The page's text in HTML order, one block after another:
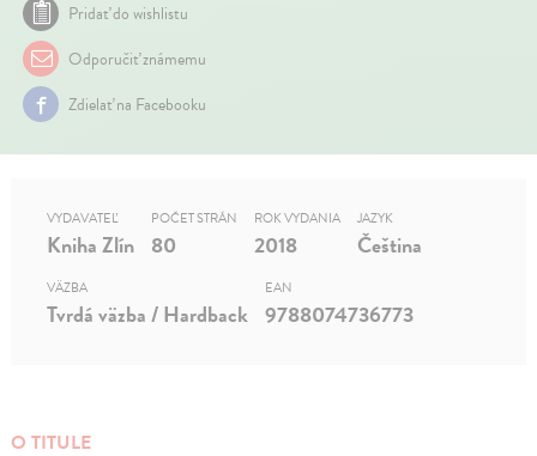
Pridať do wishlistu
Odporučiť známemu
Zdielať na Facebooku
O TITULE
VYDAVATEĽ
Kniha Zlín
POČET STRÁN
80
ROK VYDANIA
2018
JAZYK
Čeština
VÄZBA
Tvrdá väzba / Hardback
EAN
9788074736773